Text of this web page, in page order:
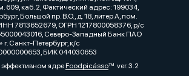
609, каб. 2, Фактический адрес: 199034,
Большой пр. В.О., д. 18, литер А, пом.
7813652679, ОГРН 1217800058376, р/с
Северо-Западный Банк ПАО
Санкт-Петербург, к/с
БИК 044030653
эффективном ядреFoodpicássover. 3.2